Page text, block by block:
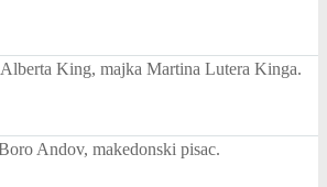
King, majka Martina Lutera Kinga.
Andov, makedonski pisac.